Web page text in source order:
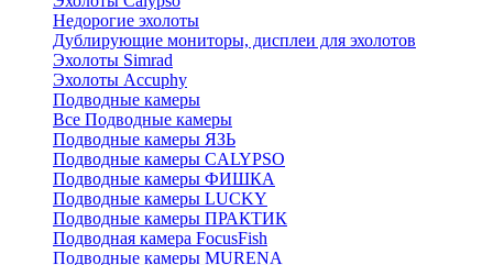
Недорогие эхолоты
Дублирующие мониторы, дисплеи для эхолотов
Эхолоты Simrad
Эхолоты Accuphy
Подводные камеры
Все Подводные камеры
Подводные камеры ЯЗЬ
Подводные камеры CALYPSO
Подводные камеры ФИШКА
Подводные камеры LUCKY
Подводные камеры ПРАКТИК
Подводная камера FocusFish
Подводные камеры MURENA